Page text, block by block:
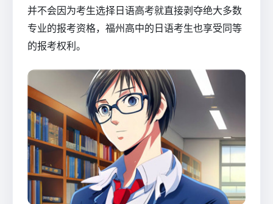
并不会因为考生选择日语高考就直接剥夺绝大多数
专业的报考资格，福州高中的日语考生也享受同等
的报考权利。